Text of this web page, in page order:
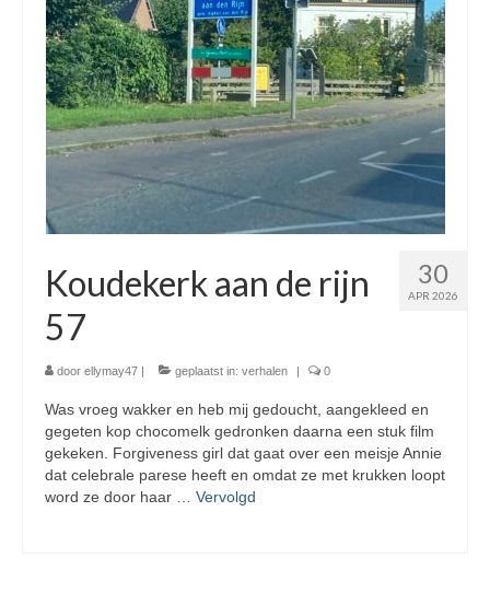
30
APR 2026
Koudekerk aan de rijn
57
door ellymay47 | geplaatst in: verhalen | 0
Was vroeg wakker en heb mij gedoucht, aangekleed en
gegeten kop chocomelk gedronken daarna een stuk film
gekeken. Forgiveness girl dat gaat over een meisje Annie
dat celebrale parese heeft en omdat ze met krukken loopt
word ze door haar … Vervolgd